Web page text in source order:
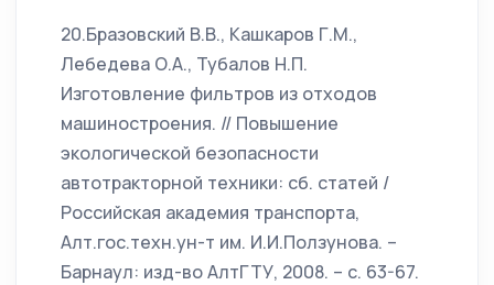
20.Бразовский В.В., Кашкаров Г.М.,
Лебедева О.А., Тубалов Н.П.
Изготовление фильтров из отходов
машиностроения. // Повышение
экологической безопасности
автотракторной техники: сб. статей /
Российская академия транспорта,
Алт.гос.техн.ун-т им. И.И.Ползунова. –
Барнаул: изд-во АлтГТУ, 2008. – с. 63-67.